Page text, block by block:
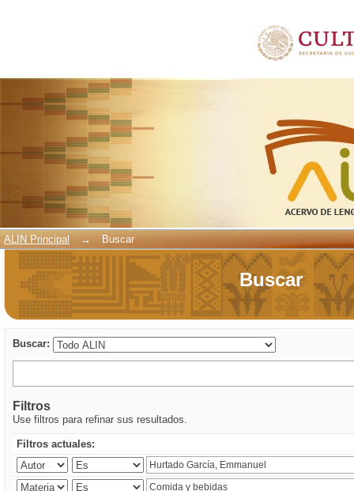
ALIN Principal → Buscar
Buscar
Buscar:
Filtros
Use filtros para refinar sus resultados.
Filtros actuales: